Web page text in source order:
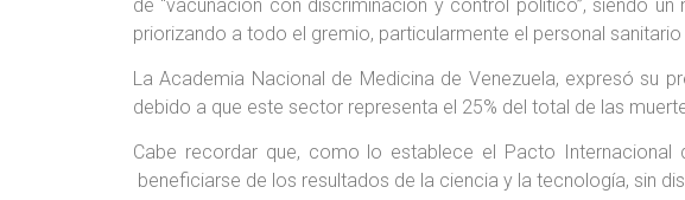
de “vacunación con discriminación y control político”, siendo
priorizando a todo el gremio, particularmente el personal
La Academia Nacional de Medicina de Venezuela, expresó su
debido a que este sector representa el 25% del total de las
Cabe recordar que, como lo establece el Pacto
beneficiarse de los resultados de la ciencia y la tecnología, sin